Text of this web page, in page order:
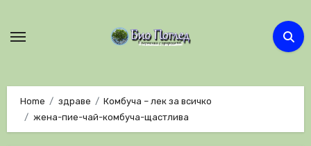
Home здраве
Комбуча – лек за всичко
жена-пие-чай-комбуча-щастлива